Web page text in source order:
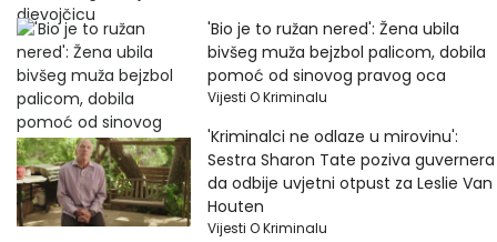
'Bio je to ružan nered': Žena ubila
bivšeg muža bejzbol palicom, dobila
pomoć od sinovog pravog oca
Vijesti O Kriminalu
'Kriminalci ne odlaze u mirovinu':
Sestra Sharon Tate poziva guvernera
da odbije uvjetni otpust za Leslie Van
Houten
Vijesti O Kriminalu